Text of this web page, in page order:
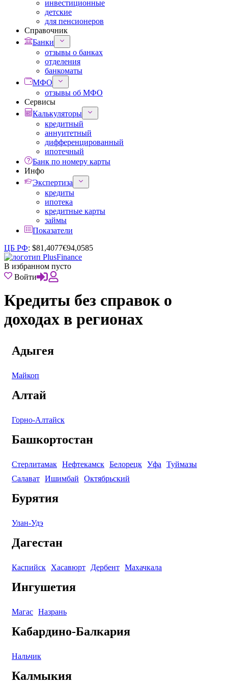
инвестиционные
детские
для пенсионеров
Справочник
Банки
отзывы о банках
отделения
банкоматы
МФО
отзывы об МФО
Сервисы
Калькуляторы
кредитный
аннуитетный
дифференцированный
ипотечный
Банк по номеру карты
Инфо
Экспертиза
кредиты
ипотека
кредитные карты
займы
Показатели
ЦБ РФ: $81,4077€94,0585
В избранном пусто
Войти
Кредиты без справок о
доходах в регионах
Адыгея
Майкоп
Алтай
Горно-Алтайск
Башкортостан
Стерлитамак Нефтекамск Белорецк Уфа
Туймазы
Салават Ишимбай Октябрьский
Бурятия
Улан-Удэ
Дагестан
Каспийск Хасавюрт Дербент Махачкала
Ингушетия
Магас Назрань
Кабардино-Балкария
Нальчик
Калмыкия